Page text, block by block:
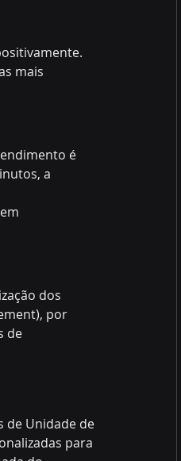
mais
é
a
dos
por
de
de Unidade de
para